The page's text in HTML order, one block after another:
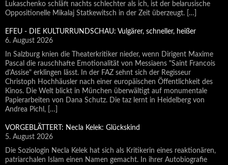
Lukaschenko schläft nachts schlechter als ich, ist der belarusische
Oppositionelle Mikalaj Statkewitsch in der Zeit überzeugt. […]
EFEU - DIE KULTURRUNDSCHAU: Vulgärer, schneller, heißer
6. August 2026
In Salzburg knien die Theaterkritiker nieder, wenn Dirigent Maxime
Pascal die rauschhafte Emotionalität von Messiaens "Saint Francois
d'Assise" erklingen lässt. In der FAZ sehnt sich der Regisseur
Christoph Hochhäusler nach einer europäischen Öffentlichkeit des
Kinos. Die Welt blickt in München überwältigt auf monumentale
Papierarbeiten von Dana Schutz. Die taz lernt in Heidelberg von
Andrea Pichl, […]
VORGEBLÄTTERT: Necla Kelek: Glückskind
5. August 2026
Die Soziologin Necla Kelek hat sich als Kritikerin eines reaktionären,
patriarchalen Islam einen Namen gemacht. In ihrer Autobiografie